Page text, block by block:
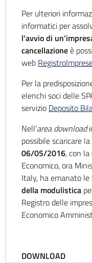
Per ulteriori
informatici per
l'avvio di
cancellazioneè
web
Per la
elenchi soci delle
servizio Deposito
Nell’area download
possibile scaricare la
06/05/2016, con
Economico, ora
Italy, ha emanato le
della modulistica
Registro delle
Economico
DOWNLOAD